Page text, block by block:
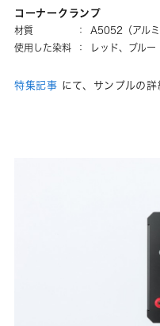
コーナークランプ
材質 ：
A5052（アルミ
使用した染料
： レッド、ブルー
特集記事 にて、サンプルの詳